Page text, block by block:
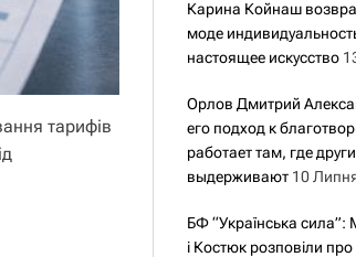
тарифів
Карина Койнаш
моде
настоящее искусство
Орлов Дмитрий
его подход к
работает там, где
выдерживают 10
БФ “Українська
і Костюк розповіли